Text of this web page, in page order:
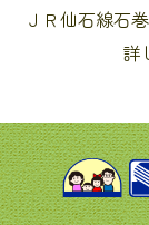
ＪＲ仙石線石
詳